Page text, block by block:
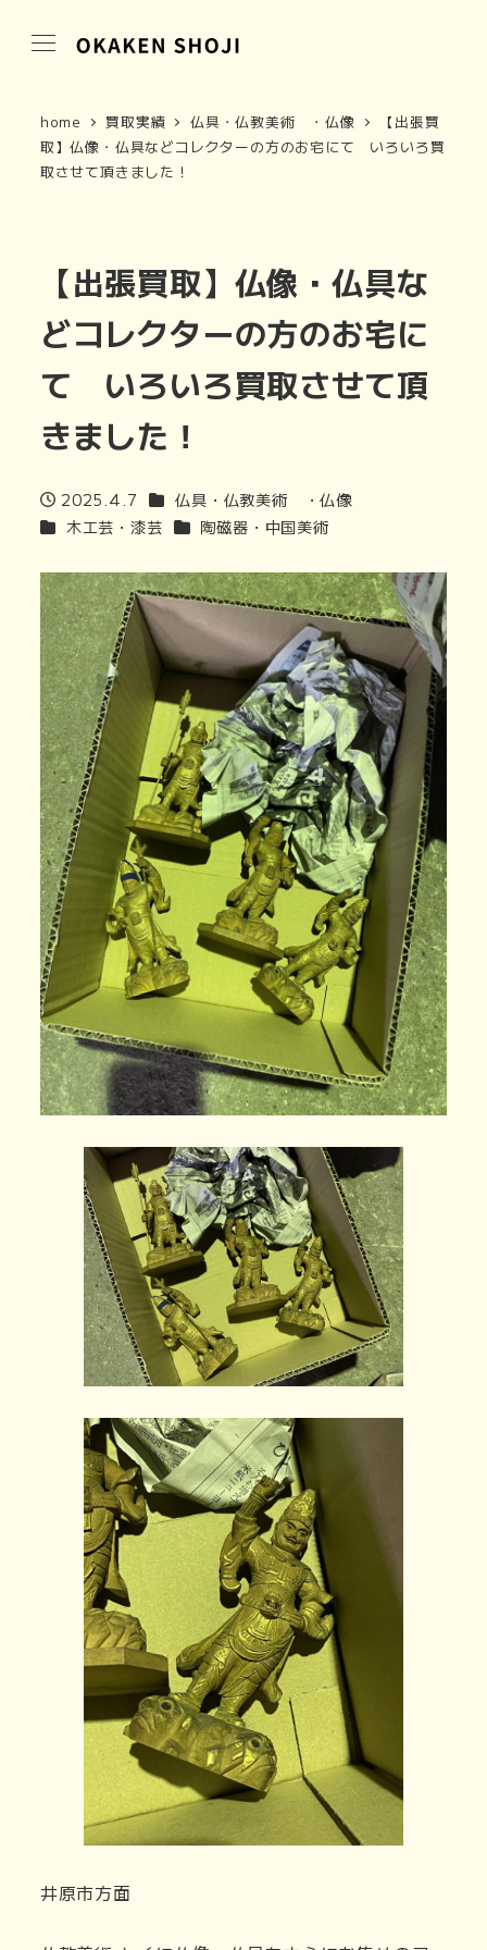
home 買取実績 仏具・仏教美術 ・仏像
【出張買
取】仏像・仏具などコレクターの方のお宅にて いろいろ買
取させて頂きました！
【出張買取】仏像・仏具な
どコレクターの方のお宅に
て いろいろ買取させて頂
きました！
投稿日
2025.4.7 商品カテゴリ
仏具・仏教美術 ・仏像
商品カテゴリ
木工芸・漆芸 商品カテゴリ
陶磁器・中国美術
井原市方面